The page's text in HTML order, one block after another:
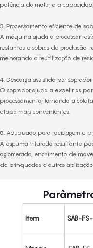
potência do motor e a
3. Processamento eficiente de
A máquina ajuda a processar
restantes e sobras de produção,
melhorando a reutilização de
4. Descarga assistida por
O soprador ajuda a expelir as
processamento, tornando a
etapa mais convenientes.
5. Adequado para reciclagem e
A espuma triturada resultante
aglomerada, enchimento de
de brinquedos e outras
Item SAB-